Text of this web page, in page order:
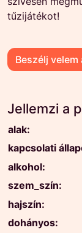
tűzijátékot!
Beszélj velem
Jellemzi a
alak:
kapcsolati
alkohol:
szem_szín:
hajszín:
dohányos: